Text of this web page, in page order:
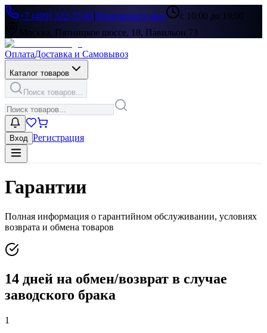
+7 (499) 322-33-86|Перезвоните мне
с 10:00 до 19:00
Москва, Пятницкое шоссе, 18, Павильон 73
ОплатаДоставка и Самовывоз
Каталог товаров
Поиск товаров...
Вход Регистрация
Гарантии
Полная информация о гарантийном обслуживании, условиях
возврата и обмена товаров
14 дней на обмен/возврат в случае
заводского брака
1